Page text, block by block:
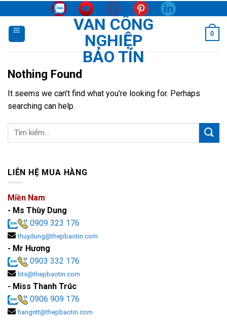
content
VAN CÔNG
NGHIỆP
BẢO TÍN
0
Nothing Found
It seems we can’t find what you’re looking for. Perhaps
searching can help.
LIÊN HỆ MUA HÀNG
Miền Nam
- Ms Thùy Dung
0909 323 176
thuydung@thepbaotin.com
- Mr Hương
0903 332 176
bts@thepbaotin.com
- Miss Thanh Trúc
0906 909 176
hangntt@thepbaotin.com